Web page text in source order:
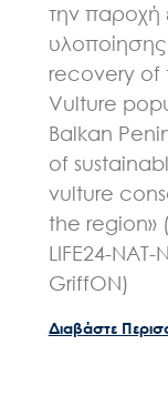
την παροχή
recovery of
Vulture
Balkan
of
vulture
the region»
LIFE24-NAT-
GriffON)
Διαβάστε